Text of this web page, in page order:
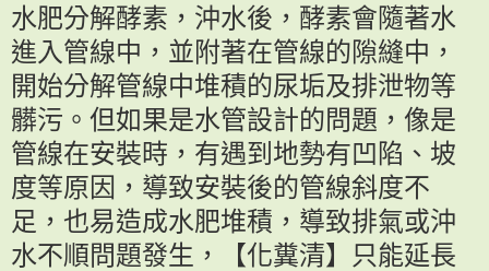
水肥分解酵素，沖水後，酵素會隨著水
進入管線中，並附著在管線的隙縫中，
開始分解管線中堆積的尿垢及排泄物等
髒污。但如果是水管設計的問題，像是
管線在安裝時，有遇到地勢有凹陷、坡
度等原因，導致安裝後的管線斜度不
足，也易造成水肥堆積，導致排氣或沖
水不順問題發生，【化糞清】只能延長